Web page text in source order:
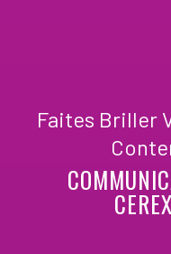
Faites Briller